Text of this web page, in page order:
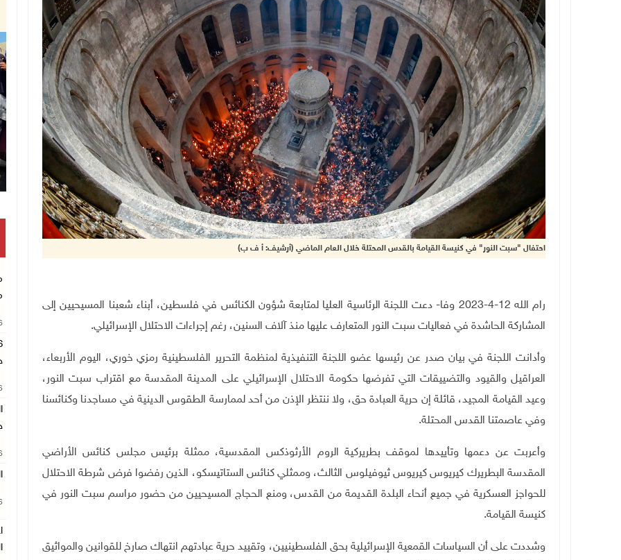
احتفال "سبت النور" في كنيسة القيامة بالقدس المحتلة خلال العام الماضي (أرشيف: أ ف ب)
رام الله 12-4-2023 وفا- دعت اللجنة الرئاسية العليا لمتابعة شؤون الكنائس في فلسطين، أبناء شعبنا المسيحيين إلى
المشاركة الحاشدة في فعاليات سبت النور المتعارف عليها منذ آلاف السنين، رغم إجراءات الاحتلال الإسرائيلي.
وأدانت اللجنة في بيان صدر عن رئيسها عضو اللجنة التنفيذية لمنظمة التحرير الفلسطينية رمزي خوري، اليوم الأربعاء،
العراقيل والقيود والتضييقات التي تفرضها حكومة الاحتلال الإسرائيلي على المدينة المقدسة مع اقتراب سبت النور،
وعيد القيامة المجيد، قائلة إن حرية العبادة حق، ولا ننتظر الإذن من أحد لممارسة الطقوس الدينية في مساجدنا وكنائسنا
وفي عاصمتنا القدس المحتلة.
وأعربت عن دعمها وتأييدها لموقف بطريركية الروم الأرثوذكس المقدسية، ممثلة برئيس مجلس كنائس الأراضي
المقدسة البطريرك كيريوس كيريوس ثيوفيلوس الثالث، وممثلي كنائس الستاتيسكو، الذين رفضوا فرض شرطة الاحتلال
للحواجز العسكرية في جميع أنحاء البلدة القديمة من القدس، ومنع الحجاج المسيحيين من حضور مراسم سبت النور في
كنيسة القيامة.
وشددت على أن السياسات القمعية الإسرائيلية بحق الفلسطينيين، وتقييد حرية عبادتهم انتهاك صارخ للقوانين والمواثيق
تكريم متفوقين بالثانوية